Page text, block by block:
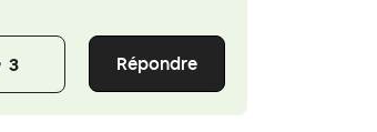
Répondre
3